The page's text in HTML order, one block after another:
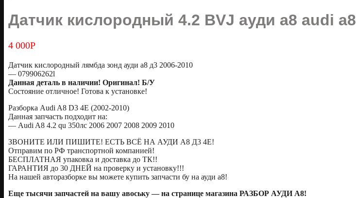
Датчик кислородный 4.2 BVJ ауди а8 audi a8
4 000Р
Датчик кислородный лямбда зонд ауди а8 д3 2006-2010
— 079906262l
Данная деталь в наличии! Оригинал! Б/У
Состояние отличное! Готова к установке!
Разборка Audi A8 D3 4E (2002-2010)
Данная запчасть подходит на:
— Audi A8 4.2 qu 350лс 2006 2007 2008 2009 2010
ЗВОНИТЕ ИЛИ ПИШИТЕ! ЕСТЬ ВСЁ НА АУДИ А8 Д3 4Е!
Oтправим по РФ транспортной компанией!
БЕСПЛАТНАЯ упаковка и доставка до ТК!!
ГАРАНТИЯ до 30 ДНЕЙ на проверку и установку!!!
На нашей авторазборке вы можете купить запчасти бу на ауди а8!
Еще тысячи запчастей на вашу авоську — на странице магазина РАЗБОР АУДИ А8!